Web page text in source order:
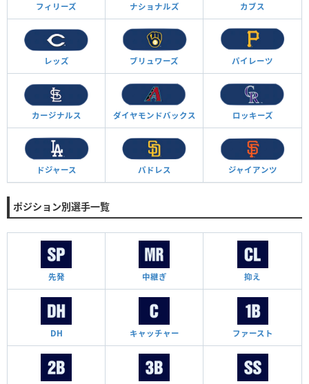
フィリーズ ナショナルズ カブス
レッズ ブリュワーズ パイレーツ
カージナルス ダイヤモンドバックス ロッキーズ
ドジャース パドレス ジャイアンツ
ポジション別選手一覧
先発 中継ぎ 抑え
DH キャッチャー ファースト